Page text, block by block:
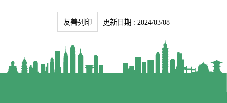
友善列印 更新日期 : 2024/03/08